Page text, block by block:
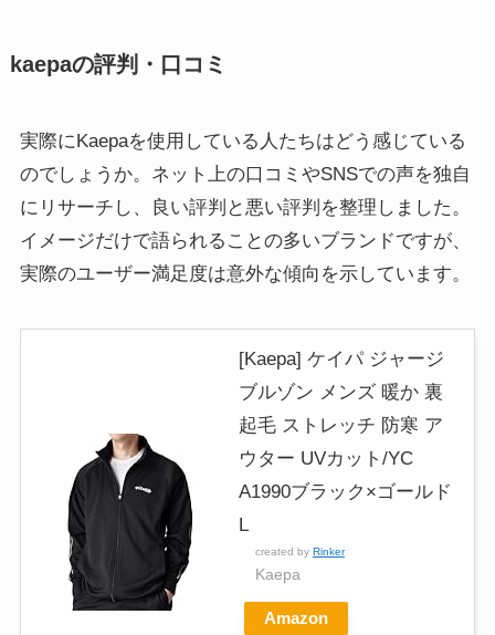
kaepaの評判・口コミ
実際にKaepaを使用している人たちはどう感じている
のでしょうか。ネット上の口コミやSNSでの声を独自
にリサーチし、良い評判と悪い評判を整理しました。
イメージだけで語られることの多いブランドですが、
実際のユーザー満足度は意外な傾向を示しています。
[Kaepa] ケイパ ジャージ
ブルゾン メンズ 暖か 裏
起毛 ストレッチ 防寒 ア
ウター UVカット/YC
A1990ブラック×ゴールド
L
created by Rinker
Kaepa
Amazon